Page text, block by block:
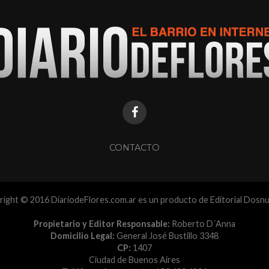
CONTACTO
© 2016 DiariodeFlores.com.ar es un producto de Editorial
Propietario y Editor Responsable: Roberto D´Anna
Domicilio Legal: General José Bustillo 3348
CP: 1407
Ciudad de Buenos Aires